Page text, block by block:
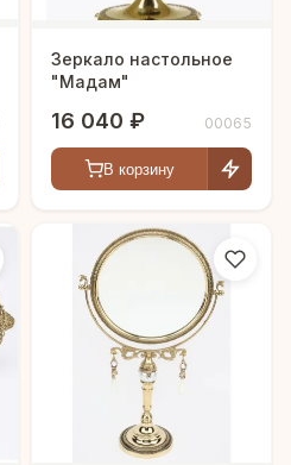
Зеркало настольное
"Мадам"
16 040 ₽ 00065
В корзину